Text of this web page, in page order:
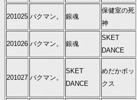
201025 バクマン。 銀魂
保健室の死
神
201026 バクマン。 銀魂
SKET
DANCE
201027 バクマン。
SKET
DANCE
めだかボッ
クス